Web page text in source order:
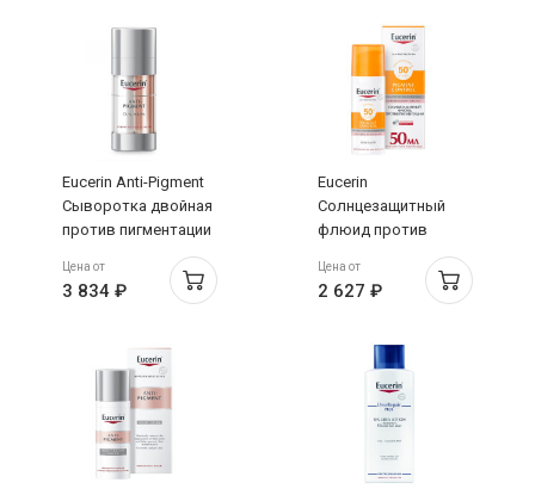
Eucerin Anti-Pigment
Сыворотка двойная
против пигментации
Цена от
3 834 ₽
Eucerin
Солнцезащитный
флюид против
Sensitive Protect
SPF50+ 50мл
Цена от
2 627 ₽